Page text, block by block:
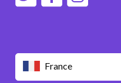
France